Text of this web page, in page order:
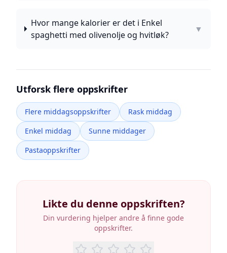
Hvor mange kalorier er det i Enkel
spaghetti med olivenolje og hvitløk?
▼
Utforsk flere oppskrifter
Flere middagsoppskrifter
Rask middag
Enkel middag
Sunne middager
Pastaoppskrifter
Likte du denne oppskriften?
Din vurdering hjelper andre å finne gode
oppskrifter.